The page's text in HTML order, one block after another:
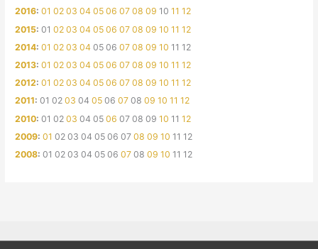
2016:01 02 03 04 05 06 07 08 09 10 11 12
2015:01 02 03 04 05 06 07 08 09 10 11 12
2014:01 02 03 04 05 06 07 08 09 10 11 12
2013:01 02 03 04 05 06 07 08 09 10 11 12
2012:01 02 03 04 05 06 07 08 09 10 11 12
2011:01 02 03 04 05 06 07 08 09 10 11 12
2010:01 02 03 04 05 06 07 08 09 10 11 12
2009:01 02 03 04 05 06 07 08 09 10 11 12
2008:01 02 03 04 05 06 07 08 09 10 11 12